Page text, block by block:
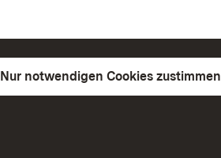
Nur notwendigen Cookies zustimmen